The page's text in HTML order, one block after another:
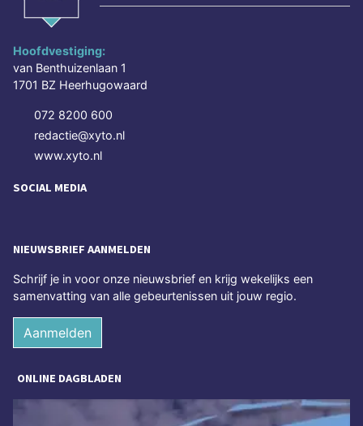
Hoofdvestiging:
van Benthuizenlaan 1
1701 BZ Heerhugowaard
072 8200 600
redactie@xyto.nl
www.xyto.nl
SOCIAL MEDIA
NIEUWSBRIEF AANMELDEN
Schrijf je in voor onze nieuwsbrief en krijg wekelijks een
samenvatting van alle gebeurtenissen uit jouw regio.
Aanmelden
ONLINE DAGBLADEN